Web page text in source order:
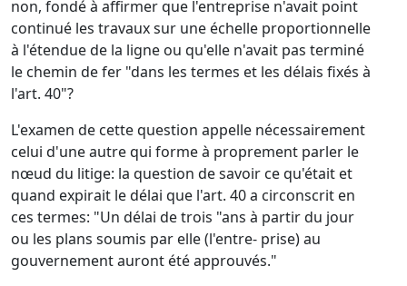
non, fondé à affirmer que l'entreprise n'avait point
continué les travaux sur une échelle proportionnelle
à l'étendue de la ligne ou qu'elle n'avait pas terminé
le chemin de fer "dans les termes et les délais fixés à
l'art. 40"?
L'examen de cette question appelle nécessairement
celui d'une autre qui forme à proprement parler le
nœud du litige: la question de savoir ce qu'était et
quand expirait le délai que l'art. 40 a circonscrit en
ces termes: "Un délai de trois "ans à partir du jour
ou les plans soumis par elle (l'entre- prise) au
gouvernement auront été approuvés."